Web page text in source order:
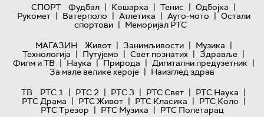
СПОРТ
Фудбал | Кошарка | Тенис | Одбојка |
Рукомет | Ватерполо | Атлетика | Ауто-мото | Остали
спортови | Меморијал РТС
МАГАЗИН
Живот | Занимљивости | Музика |
Технологијa | Путујемо | Свет познатих | Здравље |
Филм и ТВ | Наука | Природа | Дигитални предузетник |
За мале велике хероје | Наизглед здрав
ТВ
РТС 1 | РТС 2 | РТС 3 | РТС Свет | РТС Наука |
РТС Драма | РТС Живот | РТС Класика | РТС Коло |
РТС Трезор | РТС Музика | РТС Полетарац